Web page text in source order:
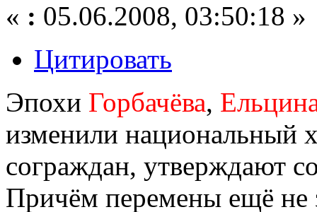
« : 05.06.2008, 03:50:18 »
Цитировать
Эпохи Горбачёва,
изменили национальный
сограждан, утверждают
Причём перемены ещё не